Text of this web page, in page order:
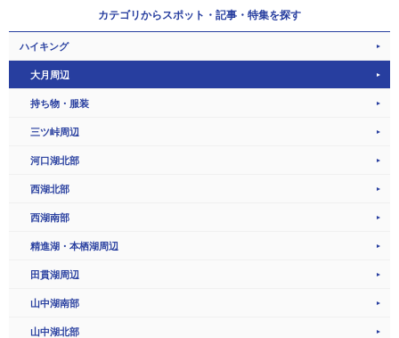
カテゴリからスポット・記事・特集を探す
ハイキング
大月周辺
持ち物・服装
三ツ峠周辺
河口湖北部
西湖北部
西湖南部
精進湖・本栖湖周辺
田貫湖周辺
山中湖南部
山中湖北部